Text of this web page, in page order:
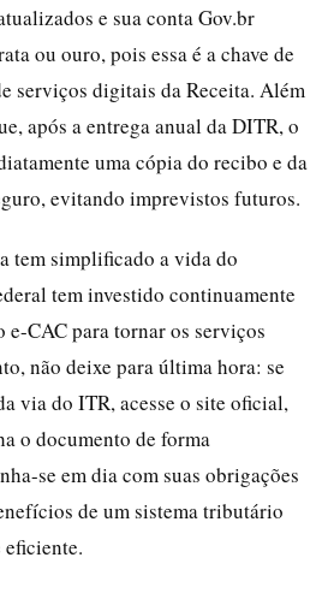
e sua conta Gov.br
ou ouro, pois essa é a chave de
serviços digitais da Receita. Além
após a entrega anual da DITR, o
uma cópia do recibo e da
evitando imprevistos futuros.
tem simplificado a vida do
tem investido continuamente
e-CAC para tornar os serviços
não deixe para última hora: se
via do ITR, acesse o site oficial,
o documento de forma
se em dia com suas obrigações
de um sistema tributário